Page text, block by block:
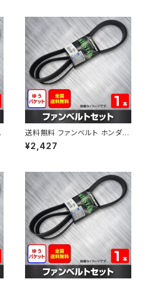
送料無料 ファンベルト ホンダ ラ
イフ 型式JB6 H15.09～H20.1
1 （国内トップメーカー） 1本 HA
¥2,427